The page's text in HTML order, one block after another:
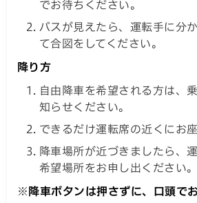
でお待ちください。
バスが見えたら、運転手に分
て合図をしてください。
降り方
自由降車を希望される方は、
知らせください。
できるだけ運転席の近くにお
降車場所が近づきましたら、
希望場所をお申し出ください。
※ 降車ボタンは押さずに、口頭で